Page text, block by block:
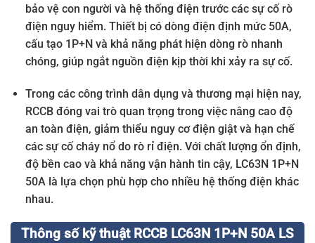
bảo vệ con người và hệ thống điện trước các sự cố rò
điện nguy hiểm. Thiết bị có dòng điện định mức 50A,
cấu tạo 1P+N và khả năng phát hiện dòng rò nhanh
chóng, giúp ngắt nguồn điện kịp thời khi xảy ra sự cố.
Trong các công trình dân dụng và thương mại hiện nay,
RCCB đóng vai trò quan trọng trong việc nâng cao độ
an toàn điện, giảm thiểu nguy cơ điện giật và hạn chế
các sự cố cháy nổ do rò rỉ điện. Với chất lượng ổn định,
độ bền cao và khả năng vận hành tin cậy, LC63N 1P+N
50A là lựa chọn phù hợp cho nhiều hệ thống điện khác
nhau.
Thông số kỹ thuật RCCB LC63N 1P+N 50A LS